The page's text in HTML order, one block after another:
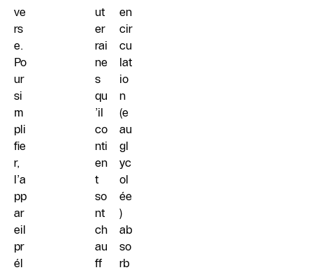
ve
rs
e.
Po
ur
si
m
pli
fie
r,
l’a
pp
ar
eil
pr
él
ut
er
rai
ne
s
qu
’il
co
nti
en
t
so
nt
ch
au
ff
en
cir
cu
lat
io
n
(e
au
gl
yc
ol
ée
)
ab
so
rb